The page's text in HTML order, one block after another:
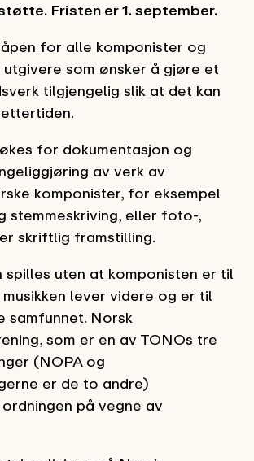
Fristen er 1. september.
for alle komponister og
som ønsker å gjøre et
tilgjengelig slik at det kan
for dokumentasjon og
av verk av
komponister, for eksempel
stemmeskriving, eller foto-,
skriftlig framstilling.
spilles uten at komponisten er til
lever videre og er til
samfunnet. Norsk
som er en av TONOs tre
(NOPA og
er de to andre)
på vegne av